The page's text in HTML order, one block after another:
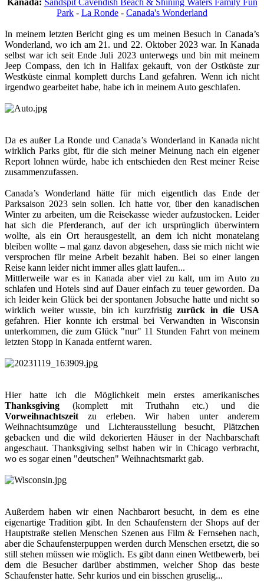
Kanada: Sandspit Cavendish Beach & Shining Waters Family Fun
Park - La Ronde - Canada's Wonderland
In meinem letzten Bericht ging es um meinen Besuch in Canada’s
Wonderland, wo ich am 21. und 22. Oktober 2023 war. In Kanada
selbst war ich seit Ende Juli 2023 unterwegs und bin mit meinem
Jeep Compass, den ich in Halifax gekauft, von der Ostküste zur
Westküste einmal komplett durchs Land gefahren. Wenn ich nicht
irgendwo gearbeitet habe, habe ich in meinem Auto geschlafen.
Da es außer La Ronde und Canada’s Wonderland in Kanada nicht
wirklich Parks gibt, für die sich meiner Meinung nach ein eigener
Report lohnen würde, habe ich entschieden den Rest meiner Reise
zusammenzufassen.
Canada’s Wonderland hätte für mich eigentlich das Ende der
Parksaison 2023 sein sollen. Ich hatte vor, über den kanadischen
Winter zu arbeiten, um die Reisekasse wieder aufzustocken. Leider
hat sich die Pferderanch, auf der ich ursprünglich überwintern
wollte, als ein Ort herausgestellt, an dem ich nicht monatelang
bleiben wollte – mal ganz davon abgesehen, dass sie mich nicht wie
versprochen für meine Arbeit bezahlt haben. Bei so einer langen
Reise kann leider nicht immer alles glatt laufen...
Mittlerweile war es in Kanada aber viel zu kalt, um im Auto zu
schlafen und Hotels sind auf Dauer einfach zu teuer geworden. Da
ich leider kein Glück bei der spontanen Jobsuche hatte und nicht so
wirklich weiter wusste, bin ich kurzfristigzurück in die USA
gefahren. Hier konnte ich erstmal bei Verwandten in Wisconsin
unterkommen, die zum Glück "nur" 11 Stunden Fahrt von meinem
letzten Stopp in Kanada entfernt waren.
Hier hatte ich die Möglichkeit mein erstes amerikanisches
Thanksgiving (komplett mit Truthahn etc.) und die
Vorweihnachtszeit zu erleben. Wir haben unter anderem
Weihnachtsumzüge und Lichterausstellung besucht, Plätzchen
gebacken und die wild dekorierten Häuser in der Nachbarschaft
angeschaut. Thanksgiving selbst haben wir in Chicago verbracht,
wo es sogar einen "deutschen" Weihnachtsmarkt gab.
Außerdem haben wir einen Nachbarort besucht, in dem es eine
eigenartige Tradition gibt. In den Schaufenstern der Shops auf der
Hauptstraße stellen Menschen Szenen aus Film & Fernsehen nach,
aber die Schaufensterpuppen werden durch Menschen ersetzt, die so
still stehen müssen wie möglich. Es gibt dann einen Wettbewerb, bei
dem die Besucher darüber abstimmen, welcher Shop das beste
Schaufenster hatte. Sehr kurios und ein bisschen gruselig...